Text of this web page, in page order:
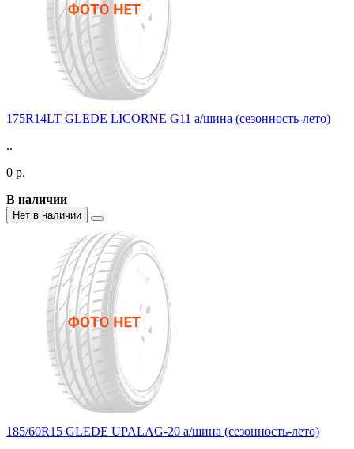
175R14LT GLEDE LICORNE G11 а/шина (сезонность-лето)
..
0 р.
В наличии
Нет в наличии
185/60R15 GLEDE UPALAG-20 а/шина (сезонность-лето)